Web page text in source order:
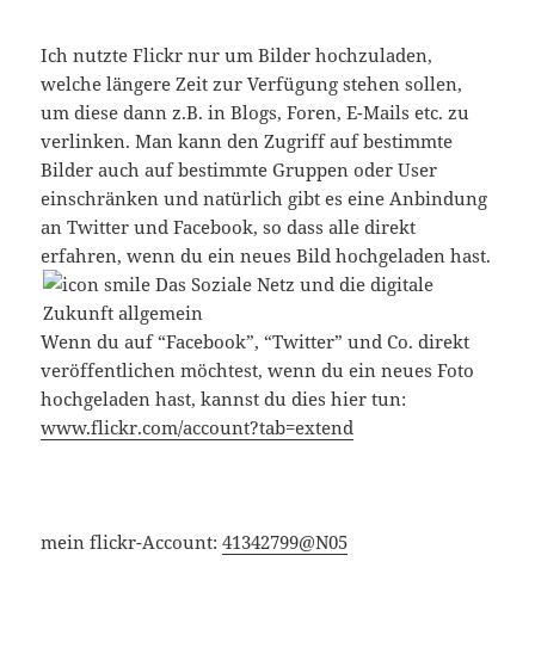
Ich nutzte Flickr nur um Bilder hochzuladen,
welche längere Zeit zur Verfügung stehen sollen,
um diese dann z.B. in Blogs, Foren, E-Mails etc. zu
verlinken. Man kann den Zugriff auf bestimmte
Bilder auch auf bestimmte Gruppen oder User
einschränken und natürlich gibt es eine Anbindung
an Twitter und Facebook, so dass alle direkt
erfahren, wenn du ein neues Bild hochgeladen hast.
Wenn du auf “Facebook”, “Twitter” und Co. direkt
veröffentlichen möchtest, wenn du ein neues Foto
hochgeladen hast, kannst du dies hier tun:
www.flickr.com/account?tab=extend
mein flickr-Account:41342799@N05